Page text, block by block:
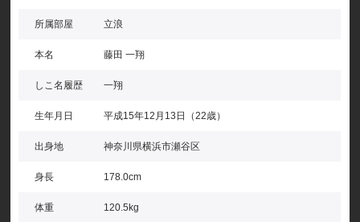
所属部屋 立浪
本名 藤田 一翔
しこ名履歴 一翔
生年月日 平成15年12月13日（22歳）
出身地 神奈川県横浜市瀬谷区
身長 178.0cm
体重 120.5kg